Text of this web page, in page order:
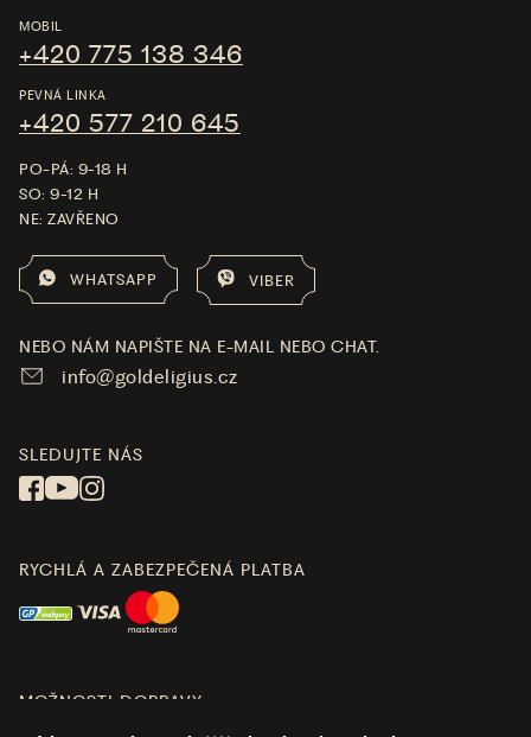
MOBIL
+420 775 138 346
PEVNÁ LINKA
+420 577 210 645
PO-PÁ: 9-18 H
SO: 9-12 H
NE: ZAVŘENO
WHATSAPP VIBER
NEBO NÁM NAPIŠTE NA E-MAIL NEBO CHAT.
info@goldeligius.cz
SLEDUJTE NÁS
RYCHLÁ A ZABEZPEČENÁ PLATBA
MOŽNOSTI DOPRAVY